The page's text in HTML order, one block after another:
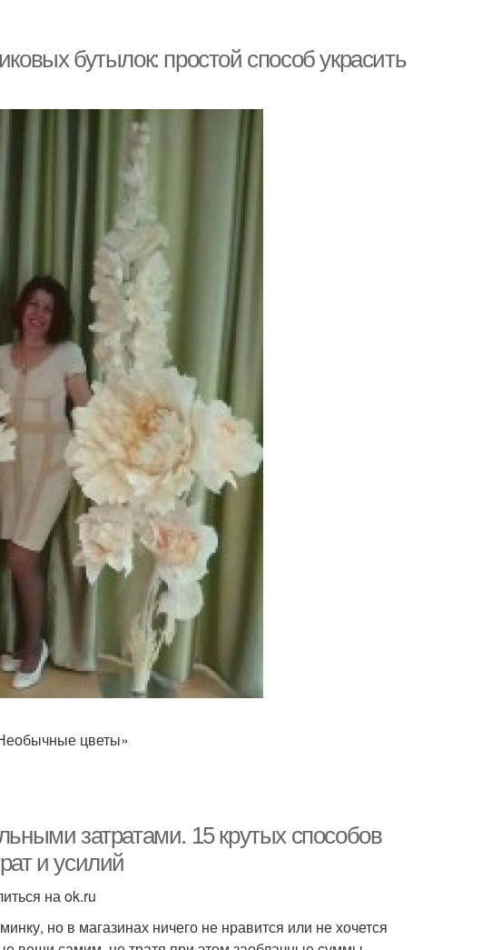
бутылок: простой способ украсить
цветы»
затратами. 15 крутых способов
и усилий
на ok.ru
но в магазинах ничего не нравится или не хочется